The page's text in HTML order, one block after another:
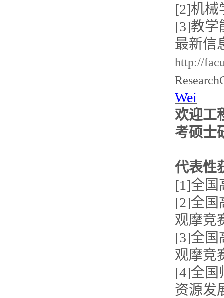
[2]机械
[3]教学
最新信
http://
Wei
欢迎工
考硕士
代表性
[1]全国
[2]全国
观摩竞
[3]全国
观摩竞
[4]全国
资源发